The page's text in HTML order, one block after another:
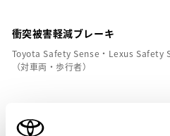
衝突被害軽減ブレーキ
Toyota Safety Sense・Lexus Safety
（対車両・歩行者）